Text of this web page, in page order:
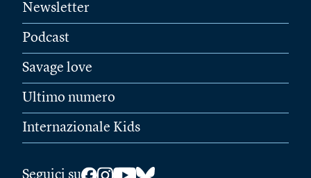
Newsletter
Podcast
Savage love
Ultimo numero
Internazionale Kids